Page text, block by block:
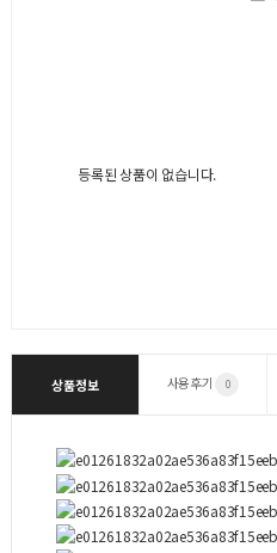
등록된 상품이 없습니다.
상품정보 사용후기 0